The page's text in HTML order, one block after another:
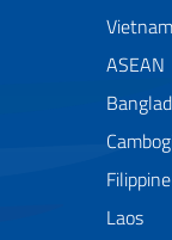
Vietnam
ASEAN
Filippine
Laos